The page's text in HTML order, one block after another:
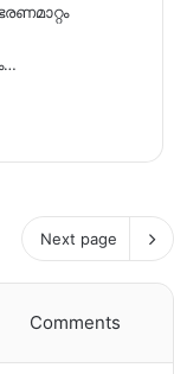
Next page
Comments